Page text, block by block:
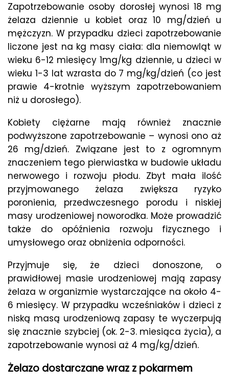
Zapotrzebowanie osoby dorosłej wynosi 18 mg
żelaza dziennie u kobiet oraz 10 mg/dzień u
mężczyzn. W przypadku dzieci zapotrzebowanie
liczone jest na kg masy ciała: dla niemowląt w
wieku 6-12 miesięcy 1mg/kg dziennie, u dzieci w
wieku 1-3 lat wzrasta do 7 mg/kg/dzień (co jest
prawie 4-krotnie wyższym zapotrzebowaniem
niż u dorosłego).
Kobiety ciężarne mają również znacznie
podwyższone zapotrzebowanie – wynosi ono aż
26 mg/dzień. Związane jest to z ogromnym
znaczeniem tego pierwiastka w budowie układu
nerwowego i rozwoju płodu. Zbyt mała ilość
przyjmowanego żelaza zwiększa ryzyko
poronienia, przedwczesnego porodu i niskiej
masy urodzeniowej noworodka. Może prowadzić
także do opóźnienia rozwoju fizycznego i
umysłowego oraz obniżenia odporności.
Przyjmuje się, że dzieci donoszone, o
prawidłowej masie urodzeniowej mają zapasy
żelaza w organizmie wystarczające na około 4-
6 miesięcy. W przypadku wcześniaków i dzieci z
niską masą urodzeniową zapasy te wyczerpują
się znacznie szybciej (ok. 2-3. miesiąca życia), a
zapotrzebowanie wynosi aż 4 mg/kg/dzień.
Żelazo dostarczane wraz z pokarmem